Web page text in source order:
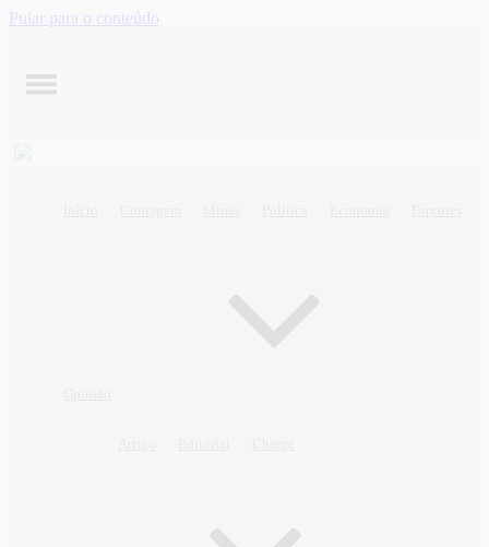
Pular para o conteúdo